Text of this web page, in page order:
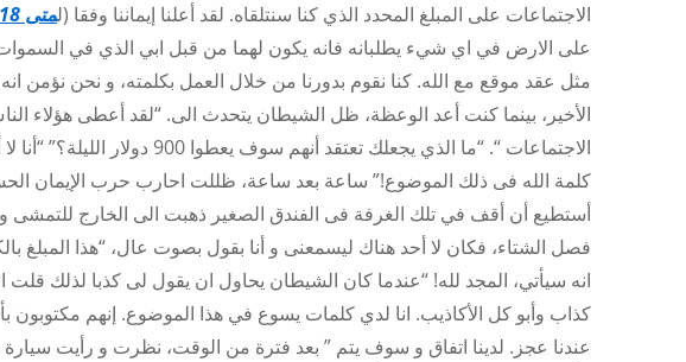
الاجتماعات على المبلغ المحدد الذي كنا سنتلقاه. لقد أعلنا إيماننا وفقا (لمتى 18 :19
على الارض في اي شيء يطلبانه فانه يكون لهما من قبل ابي الذي في
مثل عقد موقع مع الله. كنا نقوم بدورنا من خلال العمل بكلمته، و نحن نؤمن
الأخير، بينما كنت أعد الوعظة، ظل الشيطان يتحدث الى. “لقد أعطى هؤلاء
الاجتماعات “. “ما الذي يجعلك
كلمة الله فى ذلك الموضوع!” ساعة بعد ساعة، ظللت احارب حرب الإيمان
أستطيع أن أقف في تلك الغرفة فى الفندق الصغير ذهبت الى الخارج
فصل الشتاء، فكان لا أحد هناك ليسمعنى و أنا بقول بصوت عال، “هذا المبلغ
انه سيأتي، المجد لله! “عندما كان الشيطان يحاول ان يقول لى كذبا لذلك
كذاب وأبو كل الأكاذيب. انا لدي كلمات يسوع في هذا الموضوع. إنهم
عندنا عجز. لدينا اتفاق و سوف يتم ” بعد فترة من الوقت، نظرت و رأيت